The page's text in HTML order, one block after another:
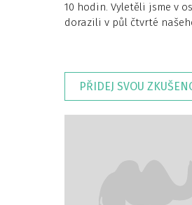
10 hodin. Vyletěli jsme v
dorazili v půl čtvrté
PŘIDEJ SVOU